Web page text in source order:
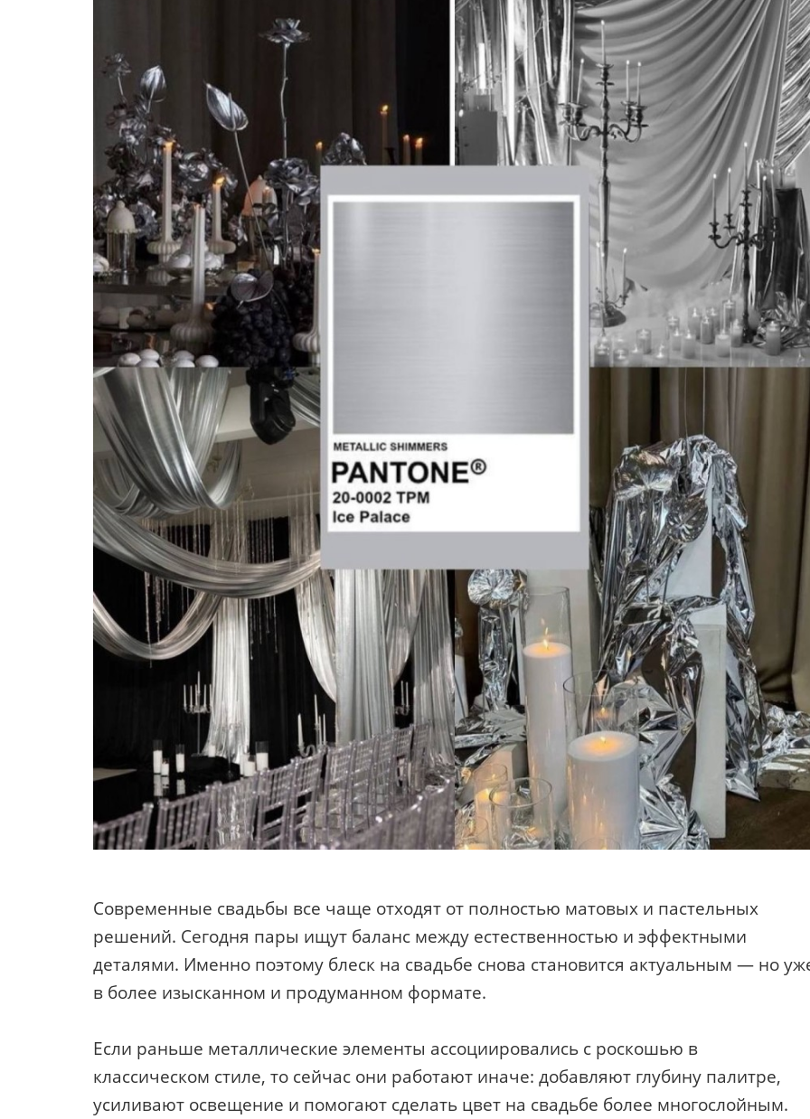
Современные свадьбы все чаще отходят от полностью матовых и пастельных
решений. Сегодня пары ищут баланс между естественностью и эффектными
деталями. Именно поэтому блеск на свадьбе снова становится актуальным — но
в более изысканном и продуманном формате.
Если раньше металлические элементы ассоциировались с роскошью в
классическом стиле, то сейчас они работают иначе: добавляют глубину палитре,
усиливают освещение и помогают сделать цвет на свадьбе более многослойным.